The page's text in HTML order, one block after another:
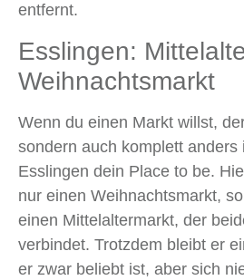
entfernt.
Esslingen:
Weihnachtsmarkt
Wenn du einen Markt willst,
sondern auch komplett anders
Esslingen dein Place to be.
nur einen Weihnachtsmarkt,
einen Mittelaltermarkt, der
verbindet. Trotzdem bleibt er
er zwar beliebt ist, aber sich